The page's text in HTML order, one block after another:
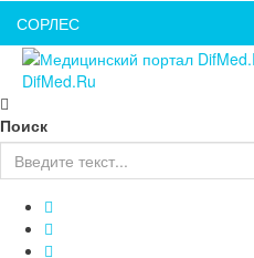
СОРЛЕС
DifMed.Ru
Поиск